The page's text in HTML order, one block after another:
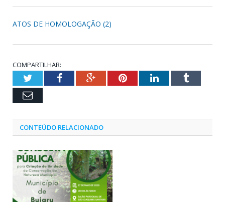
ATOS DE HOMOLOGAÇÃO (2)
COMPARTILHAR:
TwitterFacebookGoogle+PinterestLinkedInTumblr
Email
CONTEÚDO RELACIONADO